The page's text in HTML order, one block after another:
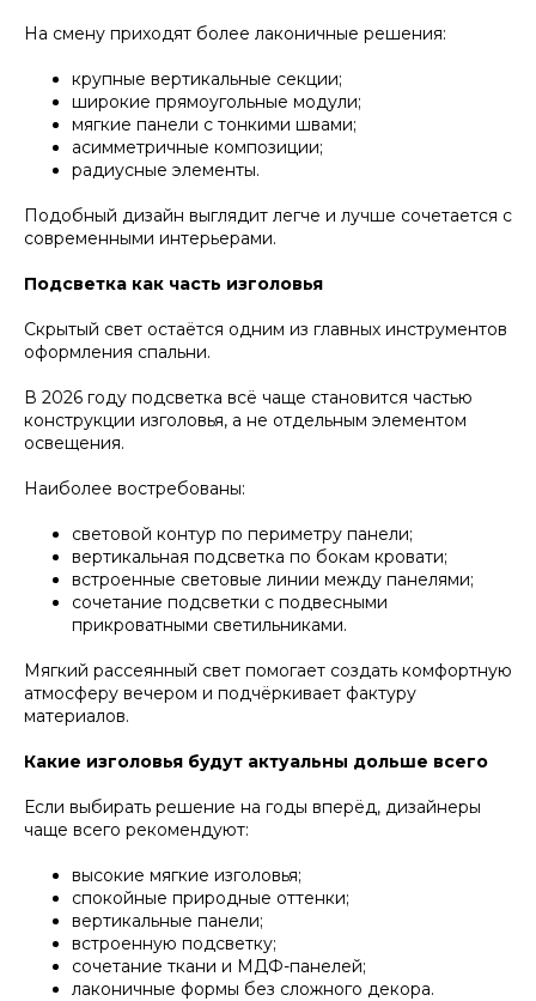
На смену приходят более лаконичные решения:
крупные вертикальные секции;
широкие прямоугольные модули;
мягкие панели с тонкими швами;
асимметричные композиции;
радиусные элементы.
Подобный дизайн выглядит легче и лучше сочетается с
современными интерьерами.
Подсветка как часть изголовья
Скрытый свет остаётся одним из главных инструментов
оформления спальни.
В 2026 году подсветка всё чаще становится частью
конструкции изголовья, а не отдельным элементом
освещения.
Наиболее востребованы:
световой контур по периметру панели;
вертикальная подсветка по бокам кровати;
встроенные световые линии между панелями;
сочетание подсветки с подвесными
прикроватными светильниками.
Мягкий рассеянный свет помогает создать комфортную
атмосферу вечером и подчёркивает фактуру
материалов.
Какие изголовья будут актуальны дольше всего
Если выбирать решение на годы вперёд, дизайнеры
чаще всего рекомендуют:
высокие мягкие изголовья;
спокойные природные оттенки;
вертикальные панели;
встроенную подсветку;
сочетание ткани и МДФ-панелей;
лаконичные формы без сложного декора.